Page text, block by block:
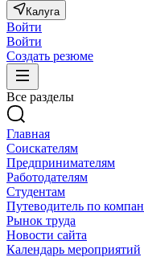
Калуга
Войти
Войти
Создать резюме
Все разделы
Главная
Соискателям
Предпринимателям
Работодателям
Студентам
Путеводитель по
Рынок труда
Новости сайта
Календарь мероприятий